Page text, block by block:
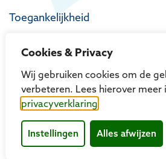
Cookies & Privacy
Wij gebruiken cookies om de
verbeteren. Lees hierover meer
privacyverklaring
Instellingen Alles afwijzen
Toegankelijkheid